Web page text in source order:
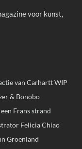
voor kunst,
van Carhartt WIP
& Bonobo
Frans strand
Felicia Chiao
Groenland